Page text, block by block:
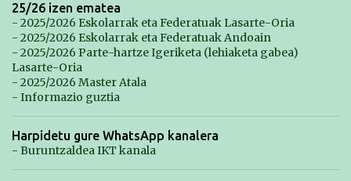
25/26 izen ematea
- 2025/2026 Eskolarrak eta Federatuak Lasarte-Oria
- 2025/2026 Eskolarrak eta Federatuak Andoain
- 2025/2026 Parte-hartze Igeriketa (lehiaketa gabea)
Lasarte-Oria
- 2025/2026 Master Atala
- Informazio guztia
Harpidetu gure WhatsApp kanalera
- Buruntzaldea IKT kanala